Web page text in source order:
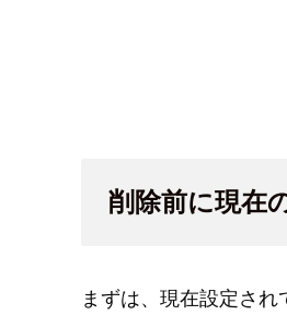
削除前に現在
まずは、現在設定され